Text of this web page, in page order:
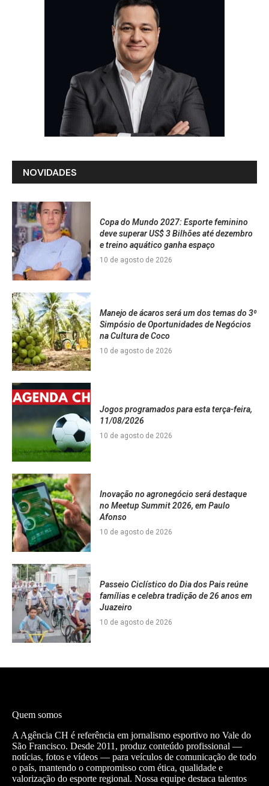
NOVIDADES
Copa do Mundo 2027: Esporte feminino
deve superar US$ 3 Bilhões até dezembro
e treino aquático ganha espaço
10 de agosto de 2026
Manejo de ácaros será um dos temas do 3⁰
Simpósio de Oportunidades de Negócios
na Cultura de Coco
10 de agosto de 2026
Jogos programados para esta terça-feira,
11/08/2026
10 de agosto de 2026
Inovação no agronegócio será destaque
no Meetup Summit 2026, em Paulo
Afonso
10 de agosto de 2026
Passeio Ciclístico do Dia dos Pais reúne
famílias e celebra tradição de 26 anos em
Juazeiro
10 de agosto de 2026
Quem somos
A Agência CH é referência em jornalismo esportivo no Vale do
São Francisco. Desde 2011, produz conteúdo profissional —
notícias, fotos e vídeos — para veículos de comunicação de todo
o país, mantendo o compromisso com ética, qualidade e
valorização do esporte regional. Nossa equipe destaca talentos